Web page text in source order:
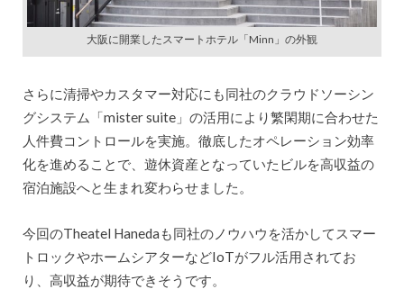
大阪に開業したスマートホテル「Minn」の外観
さらに清掃やカスタマー対応にも同社のクラウドソーシン
グシステム「mister suite」の活用により繁閑期に合わせた
人件費コントロールを実施。徹底したオペレーション効率
化を進めることで、遊休資産となっていたビルを高収益の
宿泊施設へと生まれ変わらせました。
今回のTheatel Hanedaも同社のノウハウを活かしてスマー
トロックやホームシアターなどIoTがフル活用されてお
り、高収益が期待できそうです。